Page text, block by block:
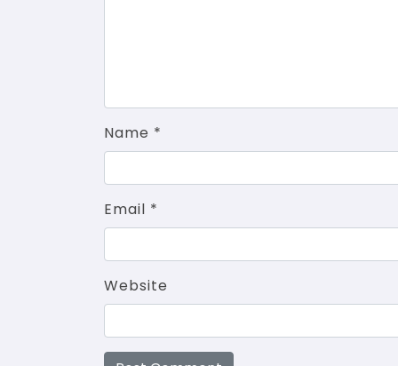
Name *
Email *
Website